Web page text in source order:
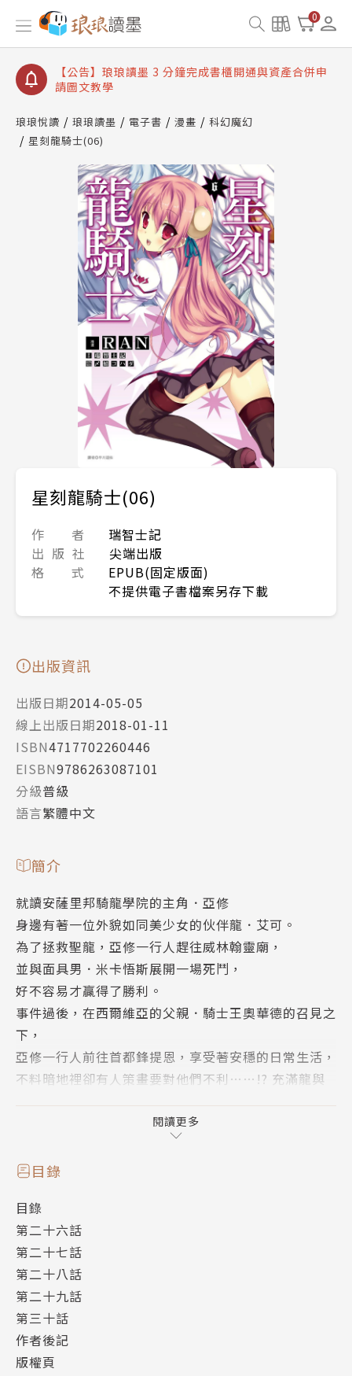
0
【公告】琅琅讀墨數位閱讀資產合併與書櫃開通申請
【公告】琅琅讀墨書櫃開通常見問題
【公告】琅琅讀墨 3 分鐘完成書櫃開通與資產合併申
請圖文教學
查詢
【公告】琅琅讀墨數位閱讀資產合併與書櫃開通申請
琅琅悅讀 琅琅讀墨 電子書 漫畫
科幻魔幻
星刻龍騎士(06)
星刻龍騎士(06)
作 者
瑞智士記
出 版 社
尖端出版
格 式
EPUB(固定版面)
不提供電子書檔案另存下載
出版資訊
出版日期2014-05-05
線上出版日期2018-01-11
ISBN4717702260446
EISBN9786263087101
分級普級
語言繁體中文
簡介
就讀安薩里邦騎龍學院的主角．亞修
身邊有著一位外貌如同美少女的伙伴龍．艾可。
為了拯救聖龍，亞修一行人趕往威林翰靈廟，
並與面具男．米卡悟斯展開一場死鬥，
好不容易才贏得了勝利。
事件過後，在西爾維亞的父親．騎士王奧華德的召見之
下，
亞修一行人前往首都鋒提恩，享受著安穩的日常生活，
不料暗地裡卻有人策畫要對他們不利……!? 充滿龍與
輕小說作家，曾獲得第4屆「富士見Young Mystery大
獎項）佳作、第1屆「新YJ原作大賞」（集英社主辦，
青年漫畫誌YOUNG JUMP的漫畫原作獎項）大賞等
等。
漫畫 / RAN
本名澤野陵，新潟縣出身，日本動漫專門學校（JAM）
畢業，是漫畫家YUI的雙胞胎弟弟。2003年在講談社
《Magazine Special》連載赤松健原案的漫畫《陸上
防衛隊》，是其首部連載漫畫。2007年在講談社《月
閱讀更多
目錄
目錄
第二十六話
第二十七話
第二十八話
第二十九話
第三十話
作者後記
版權頁